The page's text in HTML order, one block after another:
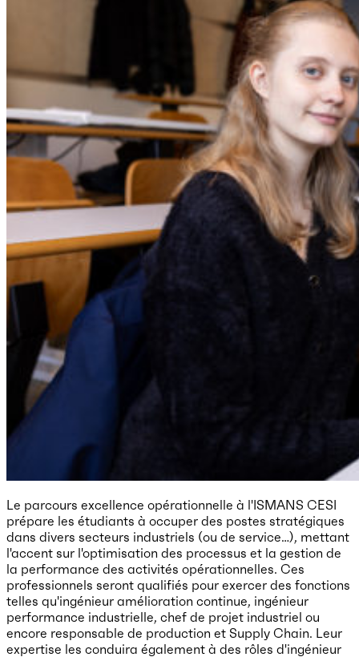
Le parcours excellence opérationnelle à l'ISMANS CESI
prépare les étudiants à occuper des postes stratégiques
dans divers secteurs industriels (ou de service…), mettant
l'accent sur l'optimisation des processus et la gestion de
la performance des activités opérationnelles. Ces
professionnels seront qualifiés pour exercer des fonctions
telles qu'ingénieur amélioration continue, ingénieur
performance industrielle, chef de projet industriel ou
encore responsable de production et Supply Chain. Leur
expertise les conduira également à des rôles d'ingénieur